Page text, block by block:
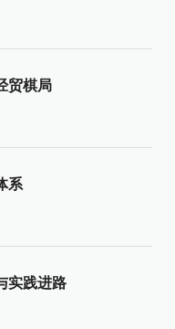
贸棋局
系
实践进路